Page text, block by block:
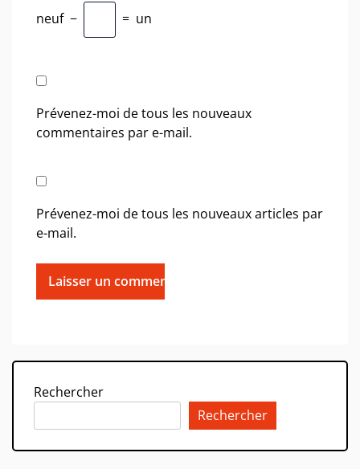
neuf − = un
Prévenez-moi de tous les nouveaux
commentaires par e-mail.
Prévenez-moi de tous les nouveaux articles par
e-mail.
Rechercher
Rechercher